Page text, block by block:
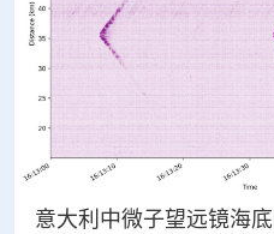
意大利中微子望远镜海